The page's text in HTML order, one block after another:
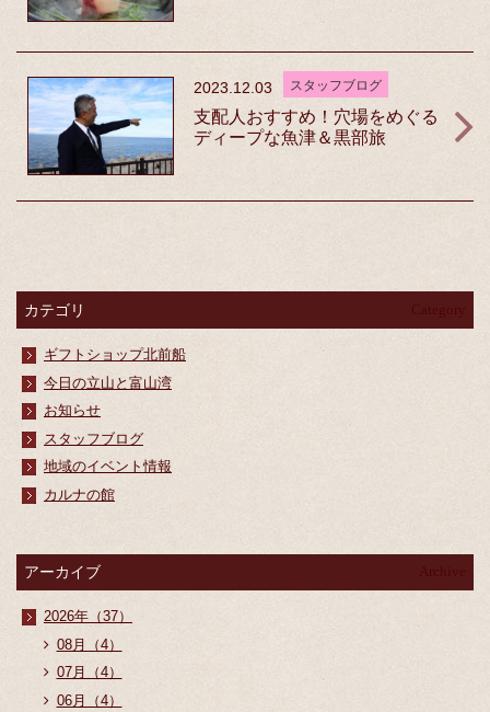
2023.12.03 スタッフブログ
支配人おすすめ！穴場をめぐる
ディープな魚津＆黒部旅
カテゴリ
ギフトショップ北前船
今日の立山と富山湾
お知らせ
スタッフブログ
地域のイベント情報
カルナの館
アーカイブ
2026年（37）
08月（4）
07月（4）
06月（4）